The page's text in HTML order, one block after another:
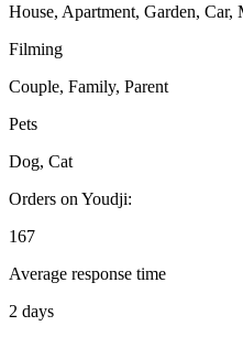
House, Apartment, Garden,
Filming
Couple, Family, Parent
Pets
Dog, Cat
Orders on Youdji:
167
Average response time
2 days